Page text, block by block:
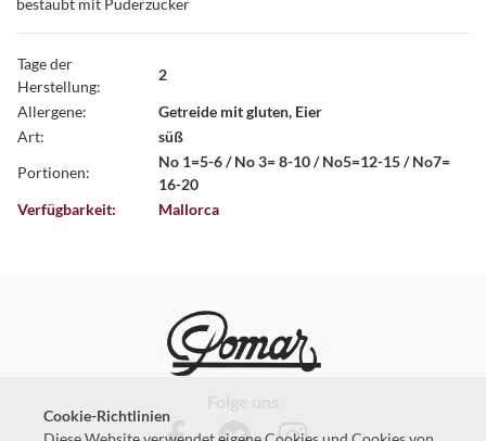
bestäubt mit Puderzucker
Tage der
Herstellung:
2
Allergene:
Getreide mit gluten, Eier
Art:
süß
Portionen:
No 1=5-6 / No 3= 8-10 / No5=12-15 / No7=
16-20
Verfügbarkeit:
Mallorca
Cookie-Richtlinien